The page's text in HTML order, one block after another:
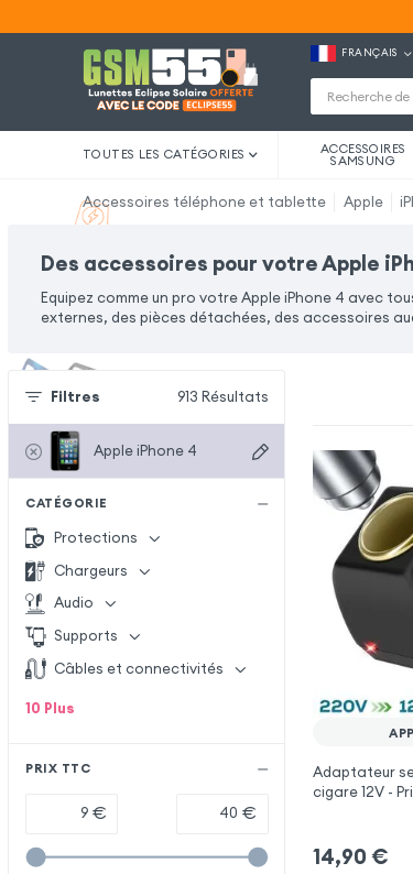
FRANÇAIS
TOUTES LES CATÉGORIES ACCESSOIRES
SAMSUNG
Accessoires téléphone et tablette Apple
Des accessoires pour votre Apple
Equipez comme un pro votre Apple iPhone 4 avec
externes, des pièces détachées, des accessoires
Filtres 913 Résultats
Apple iPhone 4
CATÉGORIE
Protections
Chargeurs
Audio
Supports
Câbles et connectivités
10 Plus
PRIX TTC
€ €
Adaptateur
cigare 12V -
14,90 €